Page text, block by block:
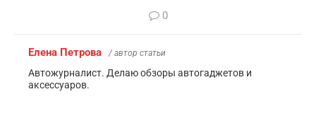
0
Елена Петрова / автор статьи
Автожурналист. Делаю обзоры автогаджетов и
аксессуаров.